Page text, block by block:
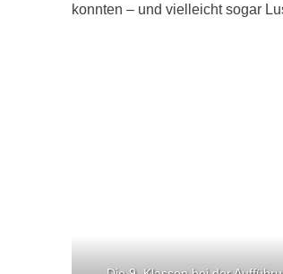
konnten – und vielleicht sogar